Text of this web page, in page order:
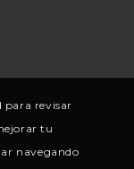
para revisar
tu
navegando